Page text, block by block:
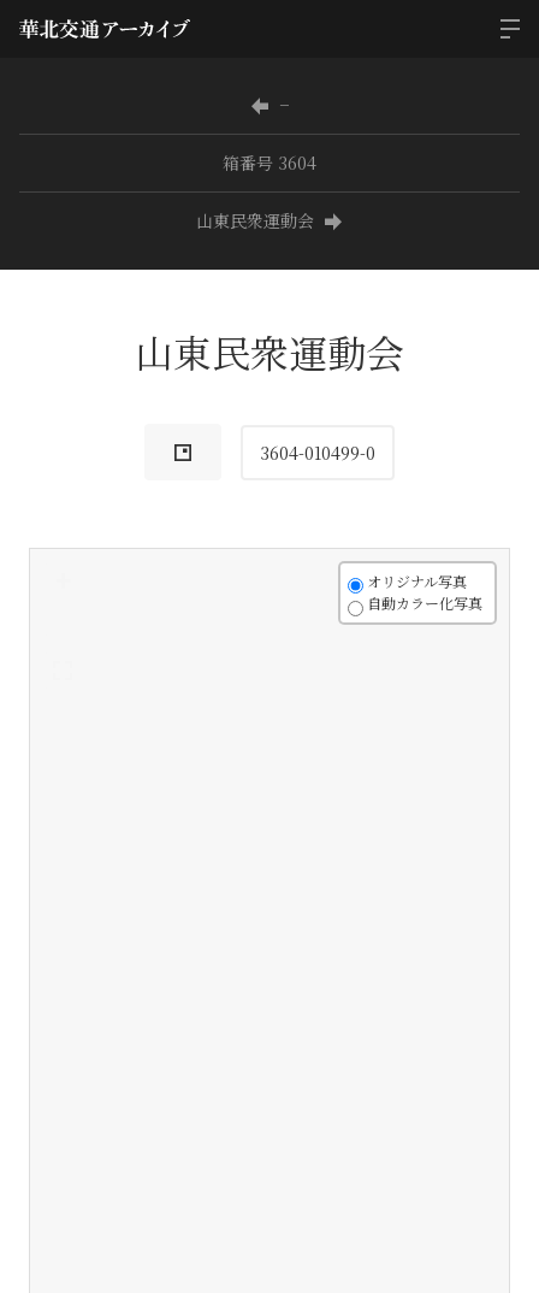
−
箱番号 3604
山東民衆運動会
山東民衆運動会
3604-010499-0
オリジナル写真
自動カラー化写真